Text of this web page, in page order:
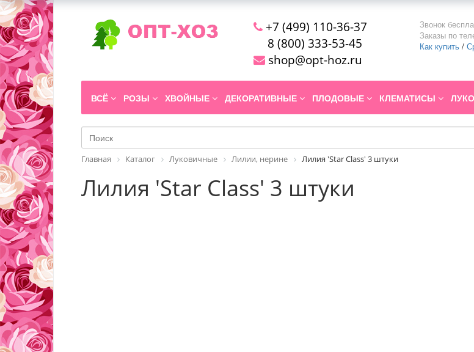
+7 (499) 110-36-37
8 (800) 333-53-45
shop@opt-hoz.ru
Звонок
Заказы по
Как купить /
ВСЁ РОЗЫ ХВОЙНЫЕ ДЕКОРАТИВНЫЕ ПЛОДОВЫЕ КЛЕМАТИСЫ
Главная Каталог Луковичные Лилии, нерине Лилия 'Star Class' 3 штуки
Лилия 'Star Class' 3 штуки